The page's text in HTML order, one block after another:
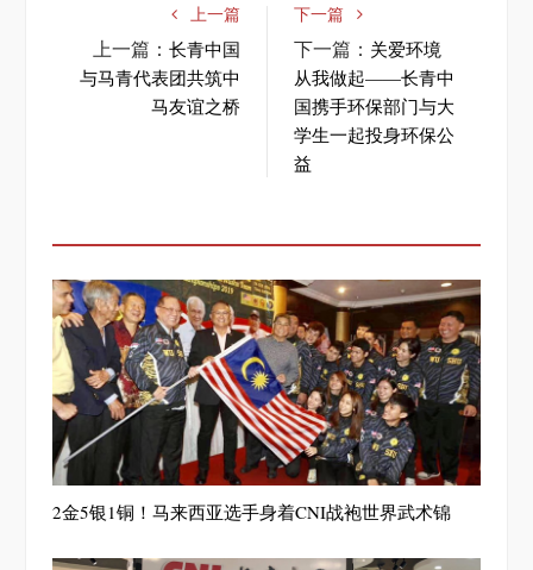
上一篇
上一篇： 长青中国
与马青代表团共筑中
马友谊之桥
下一篇
下一篇： 关爱环境
从我做起——长青中
国携手环保部门与大
学生一起投身环保公
益
2金5银1铜！马来西亚选手身着CNI战袍世界武术锦